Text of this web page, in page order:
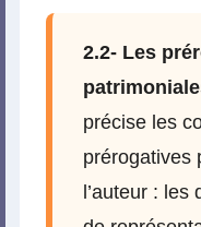
2.2- Les
précise les
prérogatives
l’auteur :